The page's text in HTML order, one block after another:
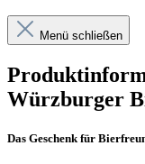
Menü schließen
Würzburger
Das Geschenk für